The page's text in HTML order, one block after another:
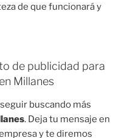
de que funcionará y
de publicidad para
Millanes
buscando más
. Deja tu mensaje en
y te diremos